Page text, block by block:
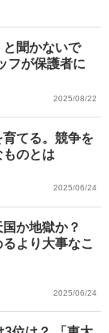
と聞かないで
フが保護者に
2025/08/22
育てる。競争を
のとは
2025/06/24
国か地獄か？
より大事なこ
2025/06/24